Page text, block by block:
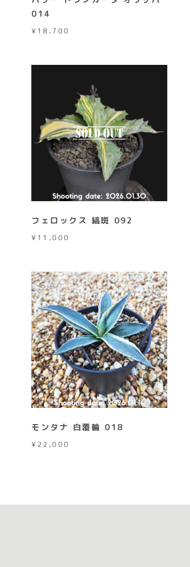
014
¥ 18,700
フェロックス 縞斑 092
¥ 11,000
モンタナ 白覆輪 018
¥ 22,000